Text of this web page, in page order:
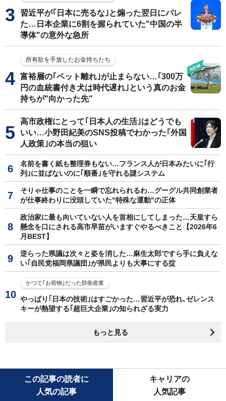
習近平が｢日本に売るな｣と煽った翌日にバレ
た…日本企業に6割を握られていた"中国の半
導体"の意外な急所
所有欲を手放したお金持ちたち
富裕層の｢ペット離れ｣が止まらない…｢300万
円の血統書付き犬は時代遅れ｣という真のお金
持ちが"向かった先"
高市政権にとって｢日本人の生活｣はどうでも
いい…小野田紀美のSNS投稿でわかった｢外国
人政策｣の本当の狙い
名前を書く紙も整理券もない…フランス人が日本みたいに｢行
列｣に並ばないのに｢順番｣を守れる謎システム
そりゃ仕事のことを一瞬で忘れられるわ…グーグル共同創業者
が仕事終わりに没頭していた"特殊な運動"の正体
政治家に最も向いていない人を首相にしてしまった…天皇すら
懸念を口にされる高市早苗がいますぐやるべきこと【2026年6
月BEST】
逆らった県議は次々と姿を消した…麻生太郎ですら手に負えな
い｢自民党福岡県議団｣が県民よりも大事にする掟
かつて｢お荷物｣だった防衛産業
やっぱり｢日本の技術｣はすごかった…習近平が恐れ､ゼレンス
キーが熱望する｢超巨大企業｣の知られざる実力
もっと見る
この記事の読者に
人気の記事
キャリアの
人気記事